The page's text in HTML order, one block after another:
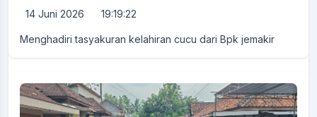
14 Juni 2026 19:19:22
Menghadiri tasyakuran kelahiran cucu dari Bpk jemakir